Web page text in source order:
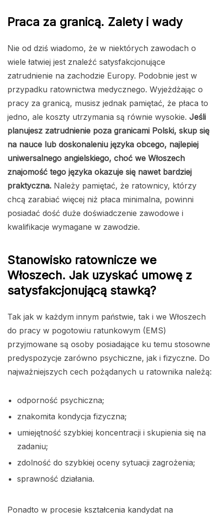
Praca za granicą. Zalety i wady
Nie od dziś wiadomo, że w niektórych zawodach o
wiele łatwiej jest znaleźć satysfakcjonujące
zatrudnienie na zachodzie Europy. Podobnie jest w
przypadku ratownictwa medycznego. Wyjeżdżając o
pracy za granicą, musisz jednak pamiętać, że płaca to
jedno, ale koszty utrzymania są równie wysokie. Jeśli
planujesz zatrudnienie poza granicami Polski, skup się
na nauce lub doskonaleniu języka obcego, najlepiej
uniwersalnego angielskiego, choć we Włoszech
znajomość tego języka okazuje się nawet bardziej
praktyczna. Należy pamiętać, że ratownicy, którzy
chcą zarabiać więcej niż płaca minimalna, powinni
posiadać dość duże doświadczenie zawodowe i
kwalifikacje wymagane w zawodzie.
Stanowisko ratownicze we
Włoszech. Jak uzyskać umowę z
satysfakcjonującą stawką?
Tak jak w każdym innym państwie, tak i we Włoszech
do pracy w pogotowiu ratunkowym (EMS)
przyjmowane są osoby posiadające ku temu stosowne
predyspozycje zarówno psychiczne, jak i fizyczne. Do
najważniejszych cech pożądanych u ratownika należą:
odporność psychiczna;
znakomita kondycja fizyczna;
umiejętność szybkiej koncentracji i skupienia się na
zadaniu;
zdolność do szybkiej oceny sytuacji zagrożenia;
sprawność działania.
Ponadto w procesie kształcenia kandydat na